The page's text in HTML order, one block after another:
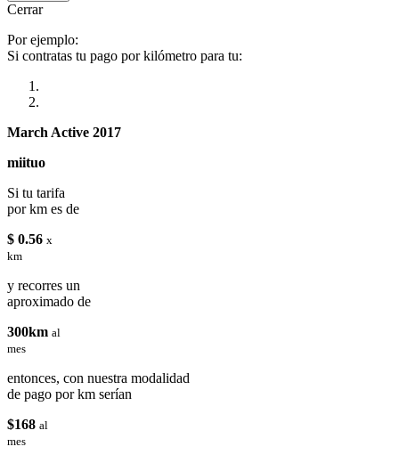
Cerrar
Por ejemplo:
Si contratas tu pago por kilómetro para tu:
March Active 2017
miituo
Si tu tarifa
por km es de
$ 0.56 x
km
y recorres un
aproximado de
300km al
mes
entonces, con nuestra modalidad
de pago por km serían
$168 al
mes